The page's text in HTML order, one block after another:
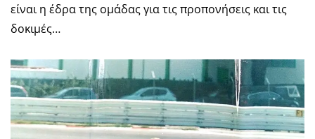
είναι η έδρα της ομάδας για τις προπονήσεις και τις
δοκιμές…